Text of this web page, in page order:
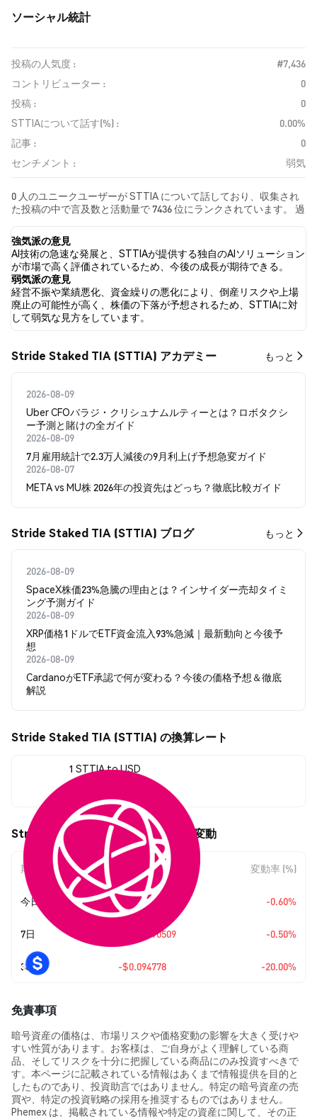
ソーシャル統計
投稿の人気度 :
#7,436
コントリビューター :
0
投稿 :
0
STTIAについて話す(%) :
0.00%
記事 :
0
センチメント :
弱気
0 人のユニークユーザーが STTIA について話しており、収集され
た投稿の中で言及数と活動量で 7436 位にランクされています。 過
情は 弱気 でした。 最後に、STTIA に関するニュース記事が 0 件公
開されました。 Twitterでは、NaN% のツイートが強気の感情を
示し、NaN% のツイートが弱気の感情を示しました。 NaN% のツ
イートは STTIA に対して中立的でした。 これらの感情分析は 0 件
のツイートに基づいています。
強気派の意見
AI技術の急速な発展と、STTIAが提供する独自のAIソリューション
が市場で高く評価されているため、今後の成長が期待できる。
弱気派の意見
経営不振や業績悪化、資金繰りの悪化により、倒産リスクや上場
廃止の可能性が高く、株価の下落が予想されるため、STTIAに対
して弱気な見方をしています。
Stride Staked TIA (STTIA) アカデミー もっと
2026-08-09
Uber CFOバラジ・クリシュナムルティーとは？ロボタクシ
ー予測と賭けの全ガイド
2026-08-09
7月雇用統計で2.3万人減後の9月利上げ予想急変ガイド
2026-08-07
META vs MU株 2026年の投資先はどっち？徹底比較ガイド
Stride Staked TIA (STTIA) ブログ もっと
2026-08-09
SpaceX株価23%急騰の理由とは？インサイダー売却タイミ
ング予測ガイド
2026-08-09
XRP価格1ドルでETF資金流入93%急減｜最新動向と今後予
想
2026-08-09
CardanoがETF承認で何が変わる？今後の価格予想＆徹底
解説
Stride Staked TIA (STTIA) の換算レート
1 STTIA to USD
Stride Staked TIA (STTIA) の価格変動
期間 金額変動 変動率 (%)
今日 $-0.0022884 -0.60%
7日 $-0.00190509 -0.50%
30日 -$0.094778 -20.00%
免責事項
暗号資産の価格は、市場リスクや価格変動の影響を大きく受けや
すい性質があります。お客様は、ご自身がよく理解している商
品、そしてリスクを十分に把握している商品にのみ投資すべきで
す。本ページに記載されている情報はあくまで情報提供を目的と
したものであり、投資助言ではありません。特定の暗号資産の売
買や、特定の投資戦略の採用を推奨するものではありません。
Phemex は、掲載されている情報や特定の資産に関して、その正